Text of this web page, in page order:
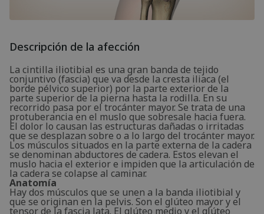
Descripción de la afección
La cintilla iliotibial es una gran banda de tejido
conjuntivo (fascia) que va desde la cresta iliaca (el
borde pélvico superior) por la parte exterior de la
parte superior de la pierna hasta la rodilla. En su
recorrido pasa por el trocánter mayor. Se trata de una
protuberancia en el muslo que sobresale hacia fuera.
El dolor lo causan las estructuras dañadas o irritadas
que se desplazan sobre o a lo largo del trocánter mayor.
Los músculos situados en la parte externa de la cadera
se denominan abductores de cadera. Estos elevan el
muslo hacia el exterior e impiden que la articulación de
la cadera se colapse al caminar.
Anatomía
Hay dos músculos que se unen a la banda iliotibial y
que se originan en la pelvis. Son el glúteo mayor y el
tensor de la fascia lata. El glúteo medio y el glúteo